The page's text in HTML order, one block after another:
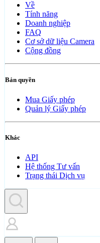
Về
Tính năng
Doanh nghiệp
FAQ
Cơ sở dữ liệu Camera
Cộng đồng
Bản quyền
Mua Giấy phép
Quản lý Giấy phép
Khác
API
Hệ thống Tư vấn
Trạng thái Dịch vụ